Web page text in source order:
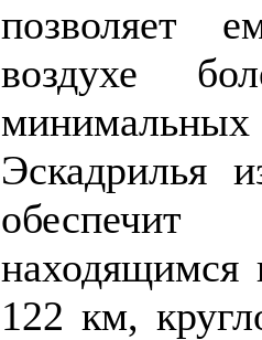
позволяет
воздухе
минимальных
Эскадрилья
обеспечит
находящимся
122 км,